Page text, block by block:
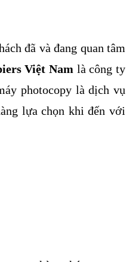
đã và đang quan tâm
Việt Nam là công ty
photocopy là dịch vụ
lựa chọn khi đến với